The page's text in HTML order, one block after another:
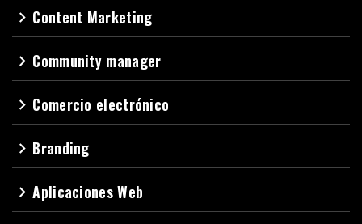
navigate_next Content Marketing
navigate_next Community manager
navigate_next Comercio electrónico
navigate_next Branding
navigate_nextAplicaciones Web